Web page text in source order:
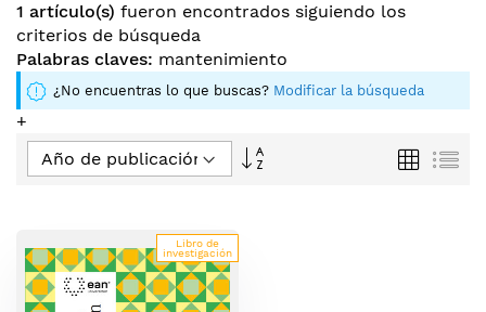
1 artículo(s) fueron encontrados siguiendo los
criterios de búsqueda
Palabras claves: mantenimiento
¿No encuentras lo que buscas? Modificar la búsqueda
+
Fijar
Parrilla
Libro de
investigación